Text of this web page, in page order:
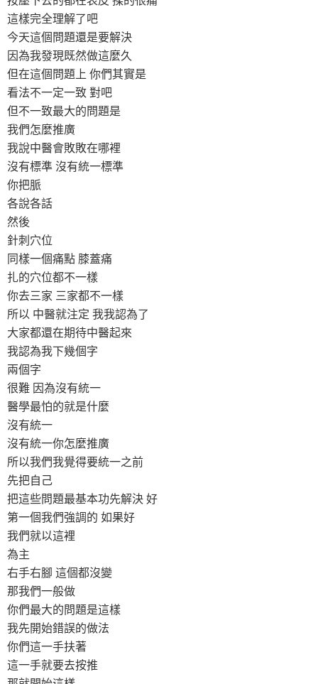
這樣完全理解了吧
今天這個問題還是要解決
因為我發現既然做這麼久
但在這個問題上 你們其實是
看法不一定一致 對吧
但不一致最大的問題是
我們怎麼推廣
我說中醫會敗敗在哪裡
沒有標準 沒有統一標準
你把脈
各說各話
然後
針刺穴位
同樣一個痛點 膝蓋痛
扎的穴位都不一樣
你去三家 三家都不一樣
所以 中醫就注定 我我認為了
大家都還在期待中醫起來
我認為我下幾個字
兩個字
很難 因為沒有統一
醫學最怕的就是什麼
沒有統一
沒有統一你怎麼推廣
所以我們我覺得要統一之前
先把自己
把這些問題最基本功先解決 好
第一個我們強調的 如果好
我們就以這裡
為主
右手右腳 這個都沒變
那我們一般做
你們最大的問題是這樣
我先開始錯誤的做法
你們這一手扶著
這一手就要去按推